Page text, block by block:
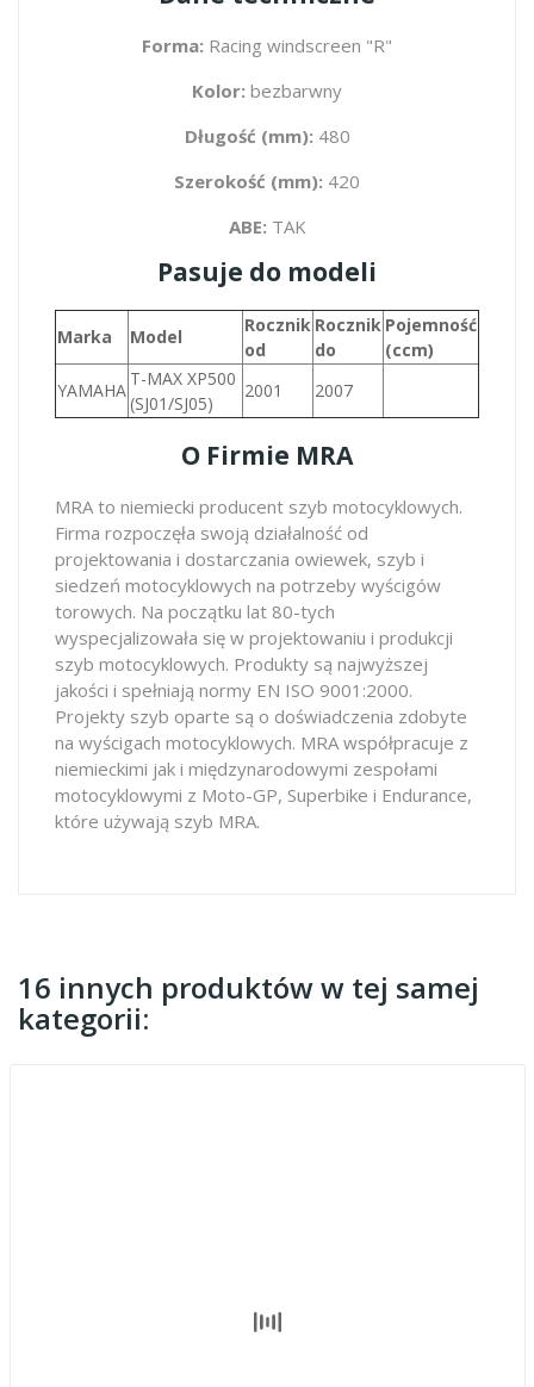
Forma: Racing windscreen "R"
Kolor: bezbarwny
Długość (mm): 480
Szerokość (mm): 420
ABE: TAK
Pasuje do modeli
Marka Model
Rocznik
od
Rocznik
do
Pojemność
(ccm)
YAMAHA
T-MAX XP500
(SJ01/SJ05)
2001 2007
O Firmie MRA
MRA to niemiecki producent szyb motocyklowych.
Firma rozpoczęła swoją działalność od
projektowania i dostarczania owiewek, szyb i
siedzeń motocyklowych na potrzeby wyścigów
torowych. Na początku lat 80-tych
wyspecjalizowała się w projektowaniu i produkcji
szyb motocyklowych. Produkty są najwyższej
jakości i spełniają normy EN ISO 9001:2000.
Projekty szyb oparte są o doświadczenia zdobyte
na wyścigach motocyklowych. MRA współpracuje z
niemieckimi jak i międzynarodowymi zespołami
motocyklowymi z Moto-GP, Superbike i Endurance,
które używają szyb MRA.
16 innych produktów w tej samej
kategorii: